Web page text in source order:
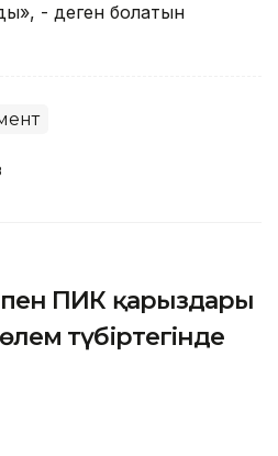
- деген болатын
ПИК қарыздары
түбіртегінде